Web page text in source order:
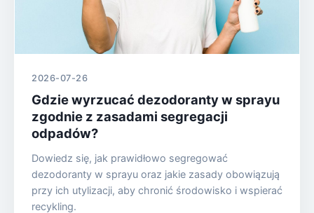
2026-07-26
Gdzie wyrzucać dezodoranty w sprayu
zgodnie z zasadami segregacji
odpadów?
Dowiedz się, jak prawidłowo segregować
dezodoranty w sprayu oraz jakie zasady obowiązują
przy ich utylizacji, aby chronić środowisko i wspierać
recykling.